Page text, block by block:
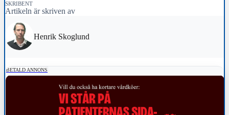
SKRIBENT
Artikeln är skriven av
Henrik Skoglund
BETALD ANNONS